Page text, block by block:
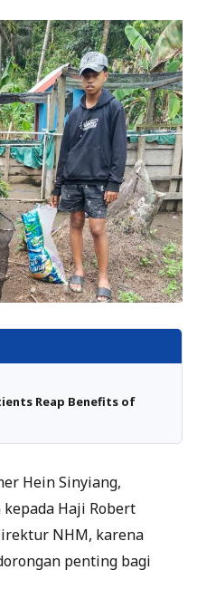
Reap Benefits of
Hein Sinyiang,
Haji Robert
NHM, karena
penting bagi